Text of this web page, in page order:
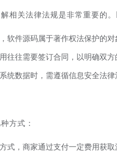
相关法律法规是非常重要的
软件源码属于著作权法保护的对
往往需要签订合同，以明确双方
统数据时，需遵循信息安全法
方式：
式，商家通过支付一定费用获